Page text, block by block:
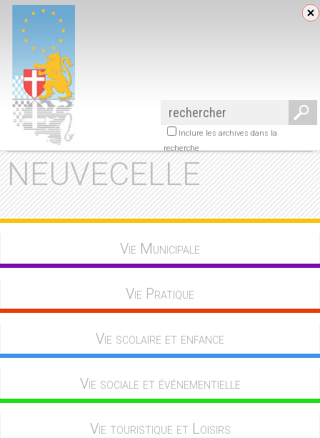
NEUVECELLE
Inclure les archives dans la
recherche
Vie Municipale
Vie Pratique
Vie scolaire et enfance
Vie sociale et événementielle
Vie touristique et Loisirs